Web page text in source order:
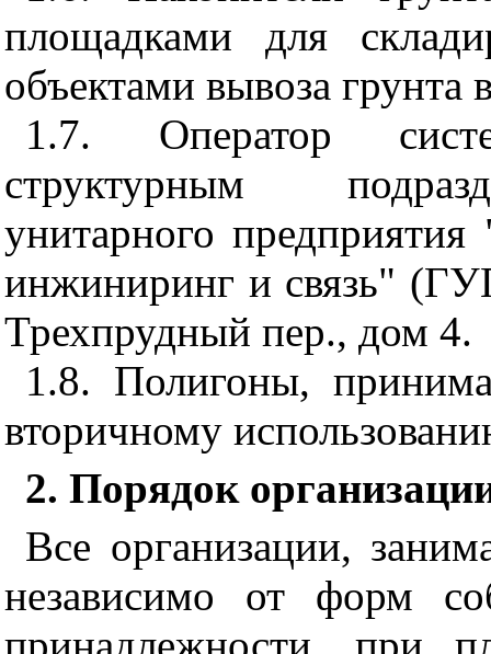
площадками для
объектами вывоза грунта
1.7. Оператор
структурным
унитарного
инжиниринг и связь"
Трехпрудный пер., дом 4.
1.8. Полигоны,
вторичному
2. Порядок
Все организации,
независимо от форм